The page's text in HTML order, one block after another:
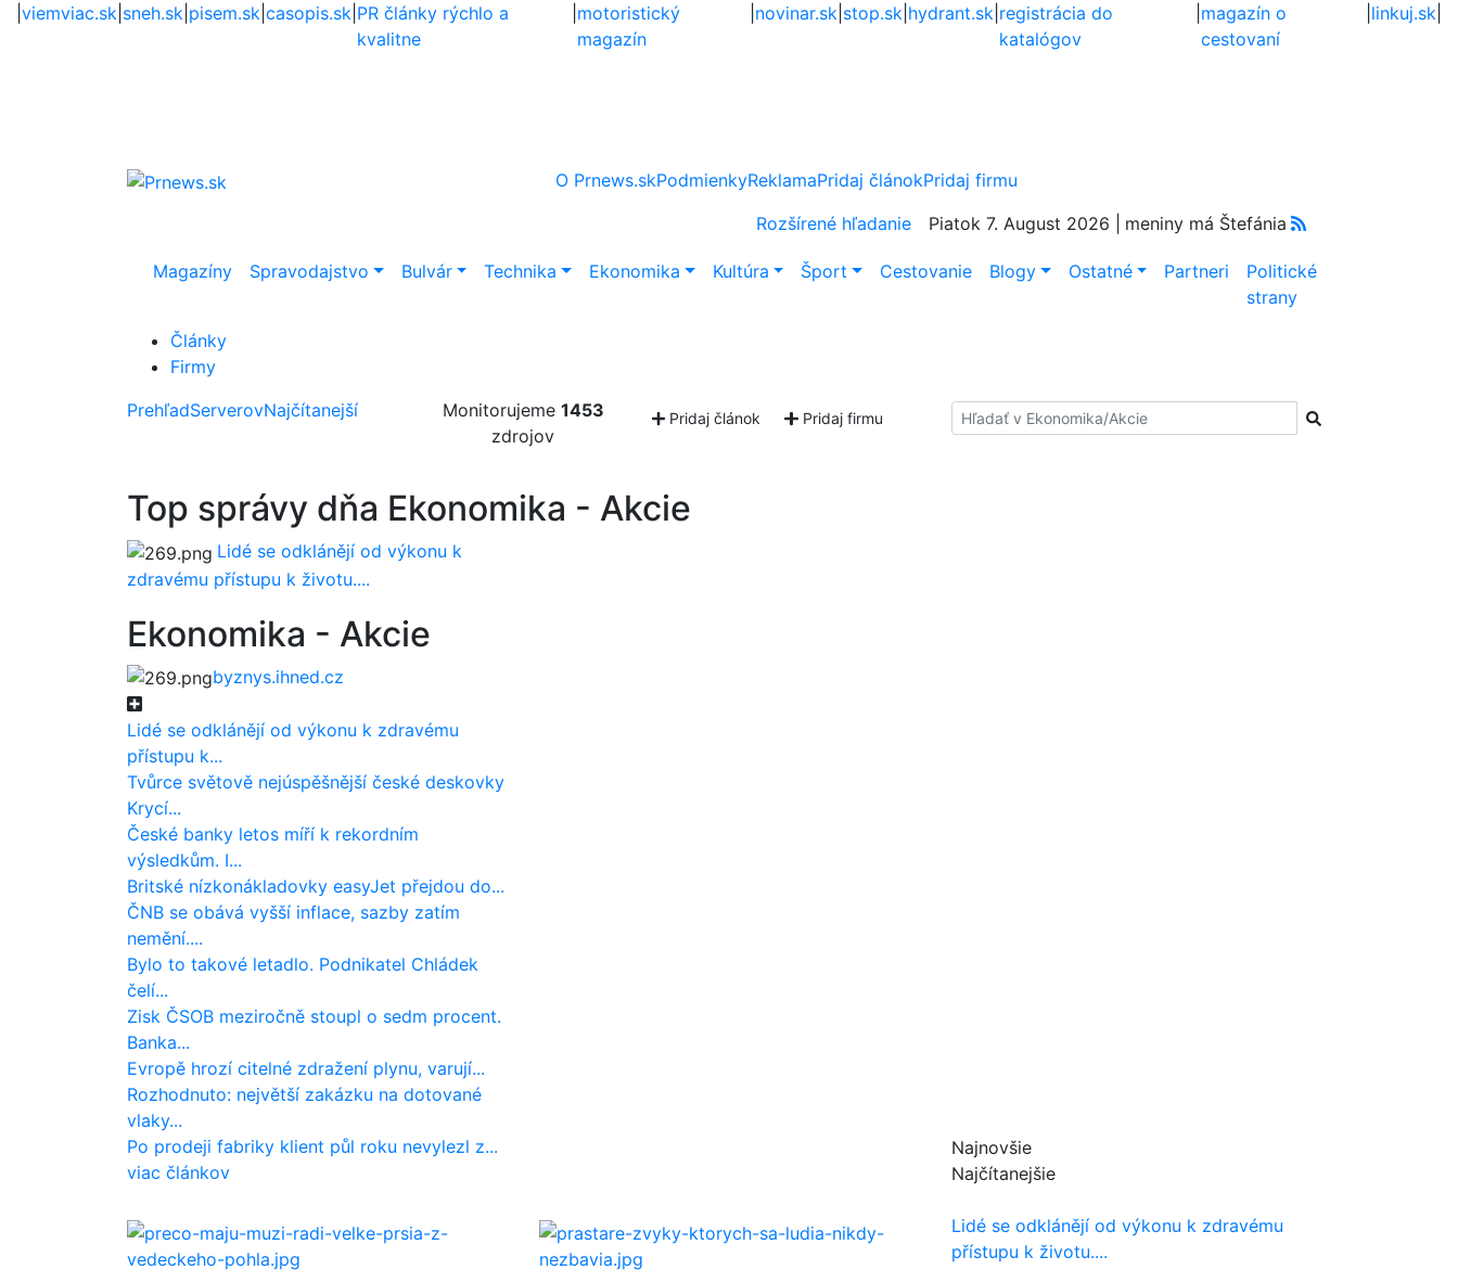
viemviac.sk sneh.sk pisem.sk casopis.sk PR články rýchlo a
kvalitne
motoristický
magazín
novinar.sk stop.sk hydrant.sk registrácia do
katalógov
magazín o
cestovaní
linkuj.sk|
O Prnews.skPodmienkyReklamaPridaj článokPridaj firmu
Rozšírené hľadanie
Piatok 7. August 2026 | meniny má Štefánia
Magazíny Spravodajstvo Bulvár Technika Ekonomika Kultúra Šport Cestovanie Blogy Ostatné Partneri
Politické
strany
Články
Firmy
PrehľadServerovNajčítanejší Monitorujeme 1453
zdrojov
Pridaj článok Pridaj firmu Hladať
Top správy dňa Ekonomika - Akcie
Lidé se odklánějí od výkonu k
zdravému přístupu k životu....
Ekonomika - Akcie
byznys.ihned.cz
Lidé se odklánějí od výkonu k zdravému
přístupu k...
Tvůrce světově nejúspěšnější české deskovky
Krycí...
České banky letos míří k rekordním
výsledkům. I...
Britské nízkonákladovky easyJet přejdou do...
ČNB se obává vyšší inflace, sazby zatím
nemění....
Bylo to takové letadlo. Podnikatel Chládek
čelí...
Zisk ČSOB meziročně stoupl o sedm procent.
Banka...
Evropě hrozí citelné zdražení plynu, varují...
Rozhodnuto: největší zakázku na dotované
vlaky...
Po prodeji fabriky klient půl roku nevylezl z...
viac článkov
Najnovšie
Najčítanejšie
Lidé se odklánějí od výkonu k zdravému
přístupu k životu....